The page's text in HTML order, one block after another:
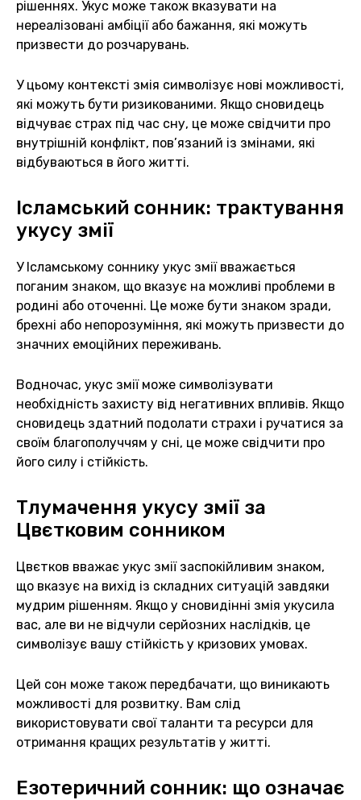
рішеннях. Укус може також вказувати на
нереалізовані амбіції або бажання, які можуть
призвести до розчарувань.
У цьому контексті змія символізує нові можливості,
які можуть бути ризикованими. Якщо сновидець
відчуває страх під час сну, це може свідчити про
внутрішній конфлікт, пов’язаний із змінами, які
відбуваються в його житті.
Ісламський сонник: трактування
укусу змії
У Ісламському соннику укус змії вважається
поганим знаком, що вказує на можливі проблеми в
родині або оточенні. Це може бути знаком зради,
брехні або непорозуміння, які можуть призвести до
значних емоційних переживань.
Водночас, укус змії може символізувати
необхідність захисту від негативних впливів. Якщо
сновидець здатний подолати страхи і ручатися за
своїм благополуччям у сні, це може свідчити про
його силу і стійкість.
Тлумачення укусу змії за
Цвєтковим сонником
Цвєтков вважає укус змії заспокійливим знаком,
що вказує на вихід із складних ситуацій завдяки
мудрим рішенням. Якщо у сновидінні змія укусила
вас, але ви не відчули серйозних наслідків, це
символізує вашу стійкість у кризових умовах.
Цей сон може також передбачати, що виникають
можливості для розвитку. Вам слід
використовувати свої таланти та ресурси для
отримання кращих результатів у житті.
Езотеричний сонник: що означає